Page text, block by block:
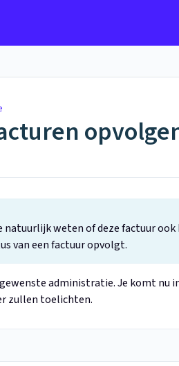
weten of deze factuur ook
van een factuur opvolgt.
administratie. Je komt nu
zullen toelichten.